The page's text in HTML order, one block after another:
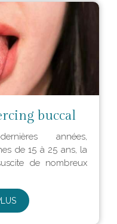
buccal
années,
de 15 à 25 ans, la
de nombreux